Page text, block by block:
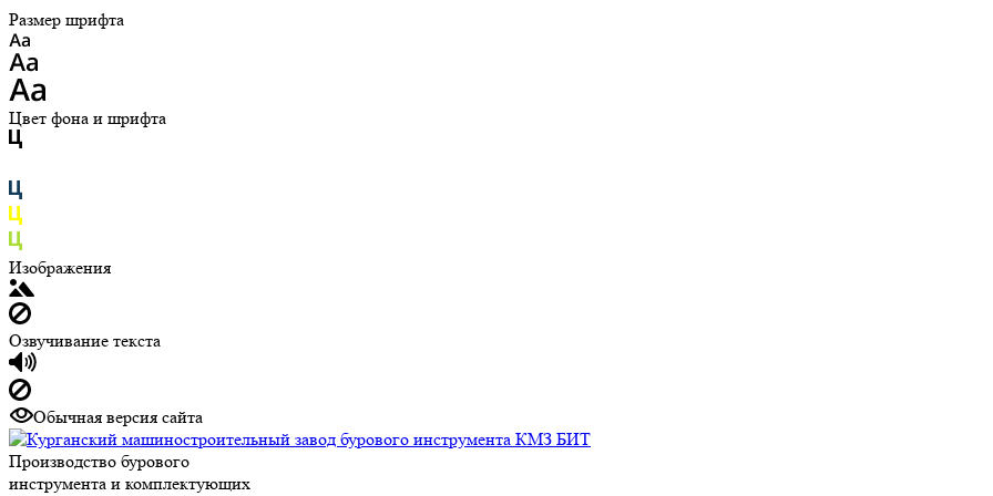
Размер шрифта
Цвет фона и шрифта
Изображения
Озвучивание текста
Обычная версия сайта
Производство бурового
инструмента и комплектующих